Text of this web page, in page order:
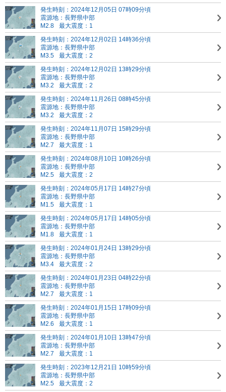
発生時刻：2024年12月05日 07時09分頃
震源地：長野県中部
M2.8
最大震度：1
発生時刻：2024年12月02日 14時36分頃
震源地：長野県中部
M3.5
最大震度：2
発生時刻：2024年12月02日 13時29分頃
震源地：長野県中部
M3.2
最大震度：2
発生時刻：2024年11月26日 08時45分頃
震源地：長野県中部
M3.2
最大震度：2
発生時刻：2024年11月07日 15時29分頃
震源地：長野県中部
M2.7
最大震度：1
発生時刻：2024年08月10日 10時26分頃
震源地：長野県中部
M2.5
最大震度：2
発生時刻：2024年05月17日 14時27分頃
震源地：長野県中部
M1.5
最大震度：1
発生時刻：2024年05月17日 14時05分頃
震源地：長野県中部
M1.8
最大震度：1
発生時刻：2024年01月24日 13時29分頃
震源地：長野県中部
M3.4
最大震度：2
発生時刻：2024年01月23日 04時22分頃
震源地：長野県中部
M2.7
最大震度：1
発生時刻：2024年01月15日 17時09分頃
震源地：長野県中部
M2.6
最大震度：1
発生時刻：2024年01月10日 13時47分頃
震源地：長野県中部
M2.7
最大震度：1
発生時刻：2023年12月21日 10時59分頃
震源地：長野県中部
M2.5
最大震度：2